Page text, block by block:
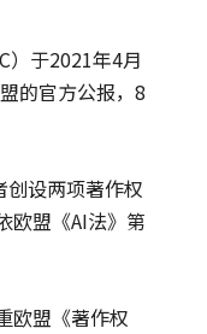
）于2021年4月
的官方公报，8
创设两项著作权
欧盟《AI法》第
欧盟《著作权